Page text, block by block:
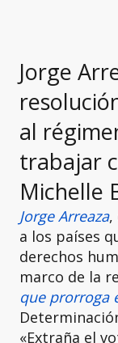
Jorge
al
trabajar
Michelle
Jorge Arreaza,
a los países
derechos
marco de la
que prorroga
«Extraña el